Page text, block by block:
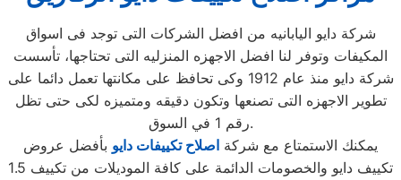
شركة دايو اليابانيه من افضل الشركات التى توجد فى اسواق
المكيفات وتوفر لنا افضل الاجهزه المنزليه التى تحتاجها، تأسست
شركة دايو منذ عام 1912 وكى تحافظ على مكانتها تعمل دائما على
تطوير الاجهزه التى تصنعها وتكون دقيقه ومتميزه لكى حتى تظل
رقم 1 في السوق.
يمكنك الاستمتاع مع شركة اصلاح تكييفات دايو بأفضل عروض
تكييف دايو والخصومات الدائمة على كافة الموديلات من تكييف 1.5